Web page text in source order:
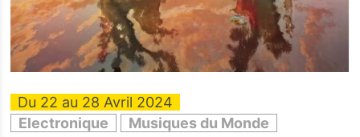
Du 22 au 28 Avril 2024
Electronique
Musiques du Monde